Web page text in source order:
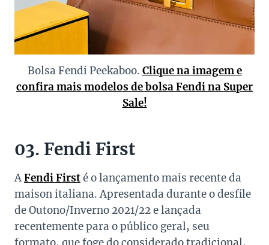
Bolsa Fendi Peekaboo. Clique na imagem e
confira mais modelos de bolsa Fendi na Super
Sale!
03. Fendi First
AFendi Firsté o lançamento mais recente da
maison italiana. Apresentada durante o desfile
de Outono/Inverno 2021/22 e lançada
recentemente para o público geral, seu